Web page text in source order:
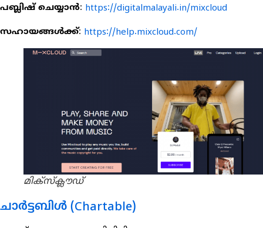
പബ്ലിഷ് ചെയ്യാൻ: https://digitalmalayali.in/mixcloud
സഹായങ്ങൾക്ക്: https://help.mixcloud.com/
മിക്സ്ക്ലൗഡ്
ചാർട്ടബിൾ (Chartable)